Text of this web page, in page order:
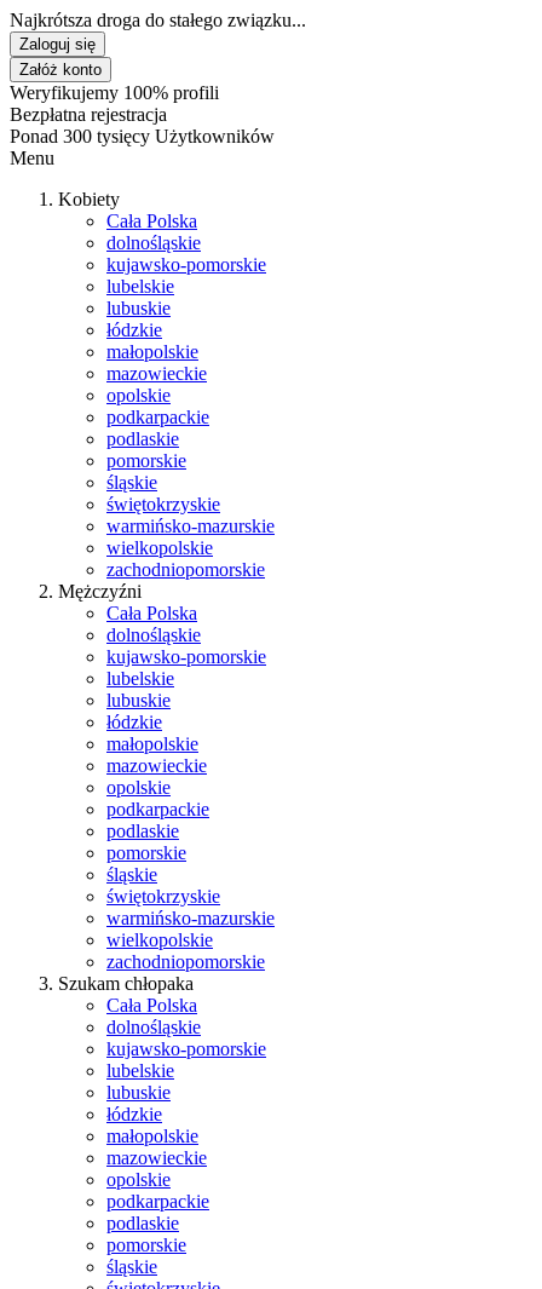
Najkrótsza droga do stałego związku...
Zaloguj się
Załóż konto
Weryfikujemy 100% profili
Bezpłatna rejestracja
Ponad 300 tysięcy Użytkowników
Menu
Kobiety
Cała Polska
dolnośląskie
kujawsko-pomorskie
lubelskie
lubuskie
łódzkie
małopolskie
mazowieckie
opolskie
podkarpackie
podlaskie
pomorskie
śląskie
świętokrzyskie
warmińsko-mazurskie
wielkopolskie
zachodniopomorskie
Mężczyźni
Cała Polska
dolnośląskie
kujawsko-pomorskie
lubelskie
lubuskie
łódzkie
małopolskie
mazowieckie
opolskie
podkarpackie
podlaskie
pomorskie
śląskie
świętokrzyskie
warmińsko-mazurskie
wielkopolskie
zachodniopomorskie
Szukam chłopaka
Cała Polska
dolnośląskie
kujawsko-pomorskie
lubelskie
lubuskie
łódzkie
małopolskie
mazowieckie
opolskie
podkarpackie
podlaskie
pomorskie
śląskie